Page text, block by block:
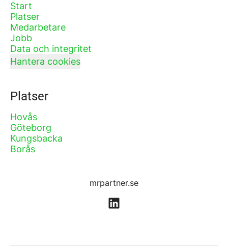
Start
Platser
Medarbetare
Jobb
Data och integritet
Hantera cookies
Platser
Hovås
Göteborg
Kungsbacka
Borås
mrpartner.se